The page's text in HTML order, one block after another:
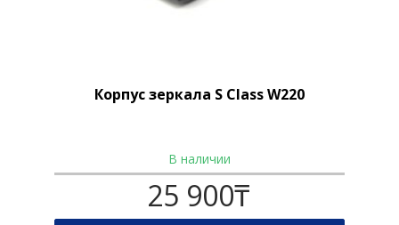
Корпус зеркала S Class W220
В наличии
25 900₸